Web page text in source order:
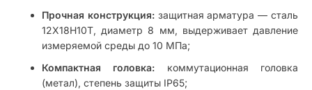
Прочная конструкция:защитная арматура — сталь
12Х18Н10Т, диаметр 8 мм, выдерживает давление
измеряемой среды до 10 МПа;
Компактная головка: коммутационная головка
(метал), степень защиты IP65;